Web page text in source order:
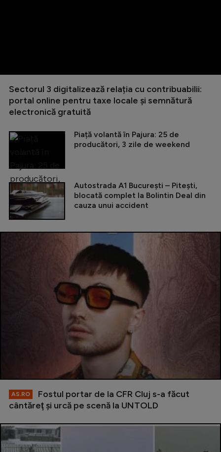
Sectorul 3 digitalizează relația cu contribuabilii:
portal online pentru taxe locale și semnătură
electronică gratuită
Piață volantă în Pajura: 25 de
producători, 3 zile de weekend
Autostrada A1 București – Pitești,
blocată complet la Bolintin Deal din
cauza unui accident
AS.RO
Fostul portar de la CFR Cluj s-a făcut
cântăreţ şi urcă pe scenă la UNTOLD